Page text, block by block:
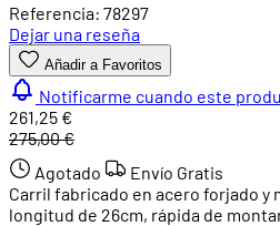
Referencia: 78297
Dejar una reseña
Añadir a Favoritos
Notificarme cuando este
261,25 €
275,00 €
Agotado
Envío Gratis
Carril fabricado en acero forjado y
longitud de 26cm, rápida de